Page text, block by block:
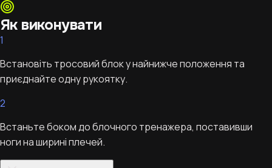
Як виконувати
1
Встановіть тросовий блок у найнижче положення та
приєднайте одну рукоятку.
2
Встаньте боком до блочного тренажера, поставивши
ноги на ширині плечей.